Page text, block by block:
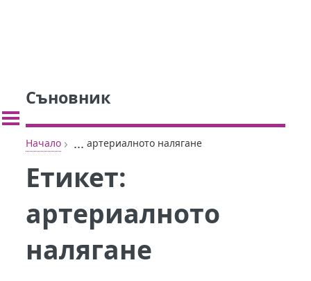
Съновник
Начало › ... артериалното налягане
Етикет:
артериалното
налягане